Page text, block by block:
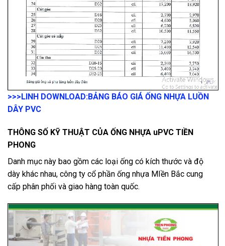
>>>LINH DOWNLOAD:BẢNG BÁO GIÁ ỐNG NHỰA LUỒN
DÂY PVC
THÔNG SỐ KỸ THUẬT CỦA ỐNG NHỰA uPVC TIỀN
PHONG
Danh mục này bao gồm các loại ống có kích thước và độ
dày khác nhau, công ty cổ phần ống nhựa MIền Bắc cung
cấp phân phối và giao hàng toàn quốc.